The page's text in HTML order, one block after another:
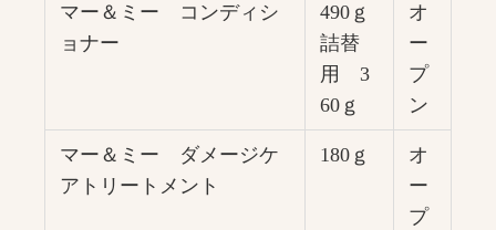
マー＆ミー コンディシ
ョナー
490ｇ
詰替
用 3
60ｇ
オ
ー
プ
ン
マー＆ミー ダメージケ
アトリートメント
180ｇ
オ
ー
プ